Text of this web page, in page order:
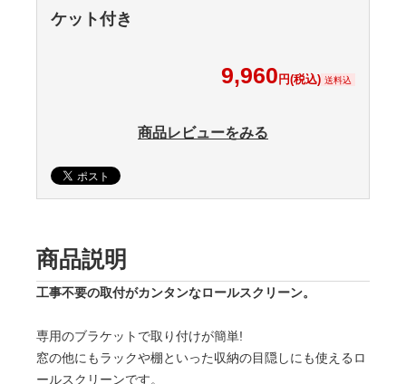
ケット付き
9,960 円(税込) 送料込
商品レビューをみる
商品説明
工事不要の取付がカンタンなロールスクリーン。
専用のブラケットで取り付けが簡単!
窓の他にもラックや棚といった収納の目隠しにも使えるロ
ールスクリーンです。